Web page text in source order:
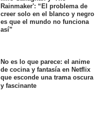
Rainmaker': “El problema de
creer solo en el blanco y negro
es que el mundo no funciona
así”
No es lo que parece: el anime
de cocina y fantasía en Netflix
que esconde una trama oscura
y fascinante